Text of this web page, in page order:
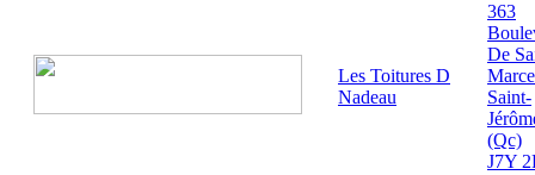
Les Toitures D
Nadeau
363
De
Saint-
(Qc)
J7Y